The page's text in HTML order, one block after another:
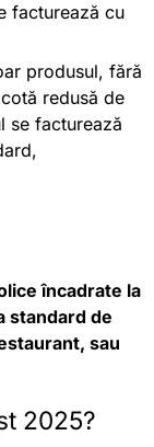
facturează cu
produsul, fără
redusă de
se facturează
încadrate la
standard de
sau
2025?